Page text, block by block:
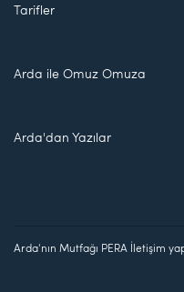
Tarifler
Arda ile Omuz Omuza
Arda'dan Yazılar
Arda'nın Mutfağı PERA İletişim